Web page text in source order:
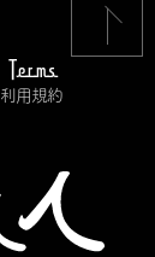
Terms
利用規約